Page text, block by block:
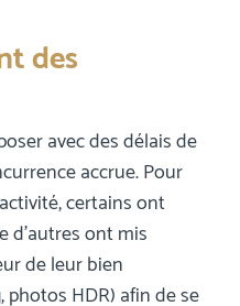
des
avec des délais de
accrue. Pour
certains ont
d’autres ont mis
de leur bien
HDR) afin de se